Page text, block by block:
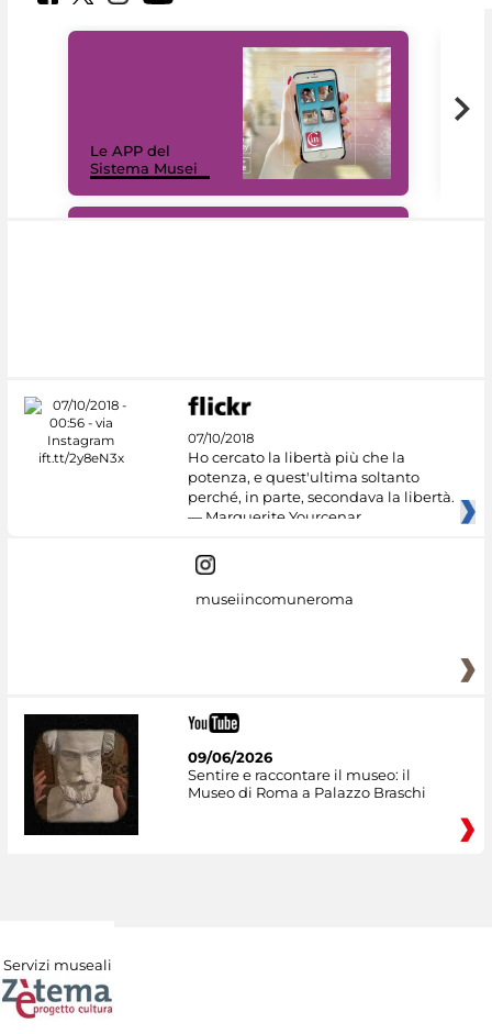
Le APP del
Sistema Musei
07/10/2018
Ho cercato la libertà più che la
potenza, e quest'ultima soltanto
perché, in parte, secondava la libertà.
— Marguerite Yourcenar
museiincomuneroma
09/06/2026
Sentire e raccontare il museo: il
Museo di Roma a Palazzo Braschi
Servizi museali